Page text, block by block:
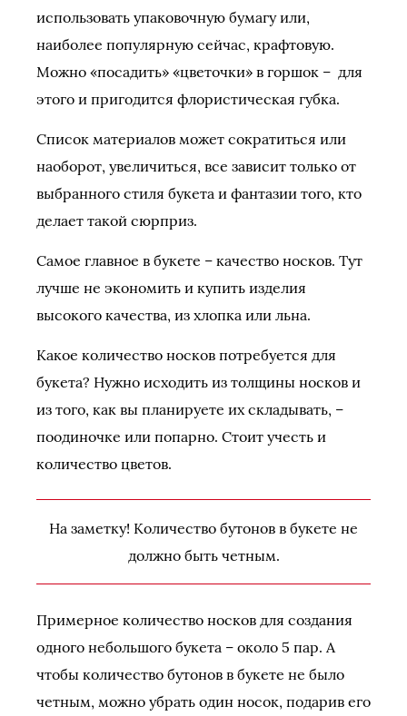
использовать упаковочную бумагу или,
наиболее популярную сейчас, крафтовую.
Можно «посадить» «цветочки» в горшок – для
этого и пригодится флористическая губка.
Список материалов может сократиться или
наоборот, увеличиться, все зависит только от
выбранного стиля букета и фантазии того, кто
делает такой сюрприз.
Самое главное в букете – качество носков. Тут
лучше не экономить и купить изделия
высокого качества, из хлопка или льна.
Какое количество носков потребуется для
букета? Нужно исходить из толщины носков и
из того, как вы планируете их складывать, –
поодиночке или попарно. Стоит учесть и
количество цветов.
На заметку! Количество бутонов в букете не
должно быть четным.
Примерное количество носков для создания
одного небольшого букета – около 5 пар. А
чтобы количество бутонов в букете не было
четным, можно убрать один носок, подарив его